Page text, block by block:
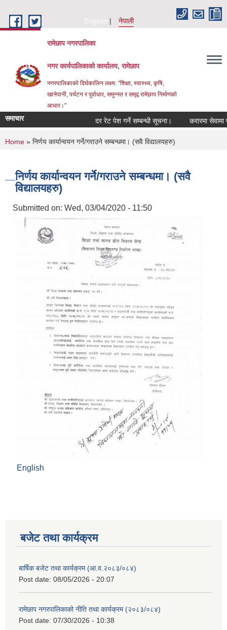
English
नेपाली
रामेछाप नगरपालिका
नगर कार्यपालिकाको कार्यालय, रामेछाप
नगरपालिकाको दिर्घकालिन लक्ष्य: "शिक्षा, स्वास्थ्य, कृषि,
खानेपानी, पर्यटन र पुर्वाधार, समुन्नत र समृद्व रामेछाप निर्माणको
आधार।"
समाचार दर रेट पेश गर्ने सम्बन्धी सूचना। करारमा सेवामा
You are here
Home » निर्णय कार्यान्वयन गर्ने/गराउने सम्बन्धमा। (सवै विद्यालयहरु)
निर्णय कार्यान्वयन गर्ने/गराउने सम्बन्धमा। (सवै
विद्यालयहरु)
Submitted on: Wed, 03/04/2020 - 11:50
English
बजेट तथा कार्यक्रम
बार्षिक बजेट तथा कार्यक्रम (आ.व.२०८३/०८४)
Post date: 08/05/2026 - 20:07
रामेछाप नगरपालिकाको नीति तथा कार्यक्रम (२०८३/०८४)
Post date: 07/30/2026 - 10:38